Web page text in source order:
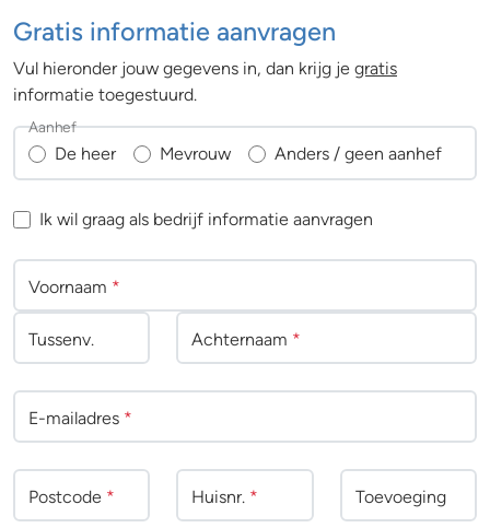
Gratis informatie aanvragen
Vul hieronder jouw gegevens in, dan krijg je gratis
informatie toegestuurd.
De heer Mevrouw Anders / geen aanhef
Aanhef
Ik wil graag als bedrijf informatie aanvragen
Voornaam *
Tussenv. Achternaam *
E-mailadres *
Postcode * Huisnr. * Toevoeging